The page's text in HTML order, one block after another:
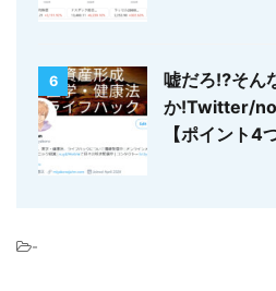
6
嘘だろ⁉そん
か!Twitter/
【ポイント4つ
-